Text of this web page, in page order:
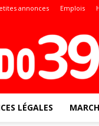
annonces Emplois
LÉGALES